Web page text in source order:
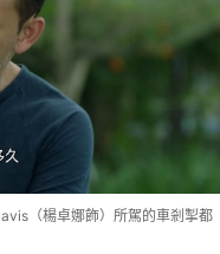
（楊卓娜飾）所駕的車剎掣都